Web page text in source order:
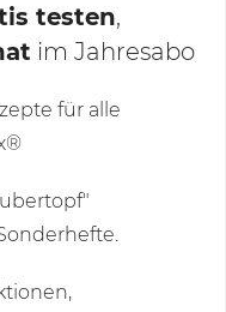
testen,
im Jahresabo
für alle